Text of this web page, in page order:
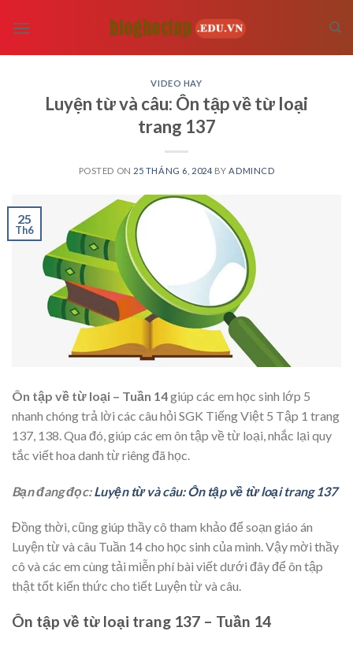
VIDEO HAY
Luyện từ và câu: Ôn tập về từ loại
trang 137
POSTED ON 25 THÁNG 6, 2024 BY ADMINCD
25
Th6
Ôn tập về từ loại – Tuần 14giúp các em học sinh lớp 5
nhanh chóng trả lời các câu hỏi SGK Tiếng Việt 5 Tập 1 trang
137, 138. Qua đó, giúp các em ôn tập về từ loại, nhắc lại quy
tắc viết hoa danh từ riêng đã học.
Bạn đang đọc:Luyện từ và câu: Ôn tập về từ loại trang 137
Đồng thời, cũng giúp thầy cô tham khảo để soạn giáo án
Luyện từ và câu Tuần 14 cho học sinh của mình. Vậy mời thầy
cô và các em cùng tải miễn phí bài viết dưới đây để ôn tập
thật tốt kiến thức cho tiết Luyện từ và câu.
Ôn tập về từ loại trang 137 – Tuần 14